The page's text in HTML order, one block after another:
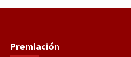
Premiación